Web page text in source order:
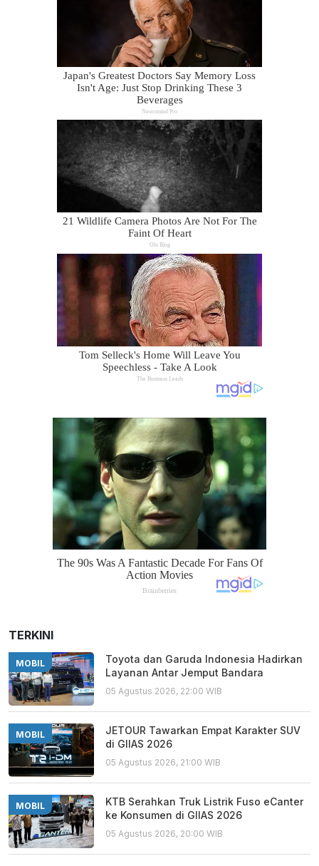
TERKINI
MOBIL
Toyota dan Garuda Indonesia Hadirkan
Layanan Antar Jemput Bandara
05 Agustus 2026, 22:00 WIB
MOBIL
JETOUR Tawarkan Empat Karakter SUV
di GIIAS 2026
05 Agustus 2026, 21:00 WIB
MOBIL
KTB Serahkan Truk Listrik Fuso eCanter
ke Konsumen di GIIAS 2026
05 Agustus 2026, 20:00 WIB